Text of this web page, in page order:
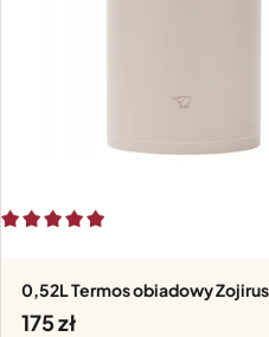
0,52L Termos obiadowy
175